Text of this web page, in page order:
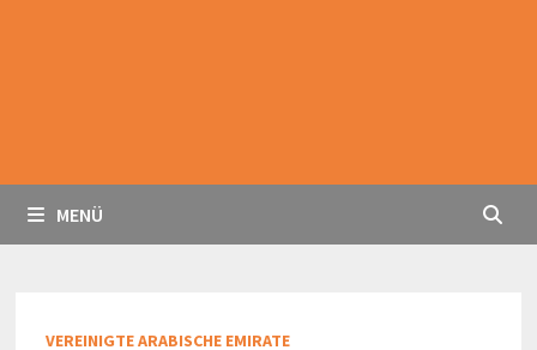
MENÜ
VEREINIGTE ARABISCHE EMIRATE